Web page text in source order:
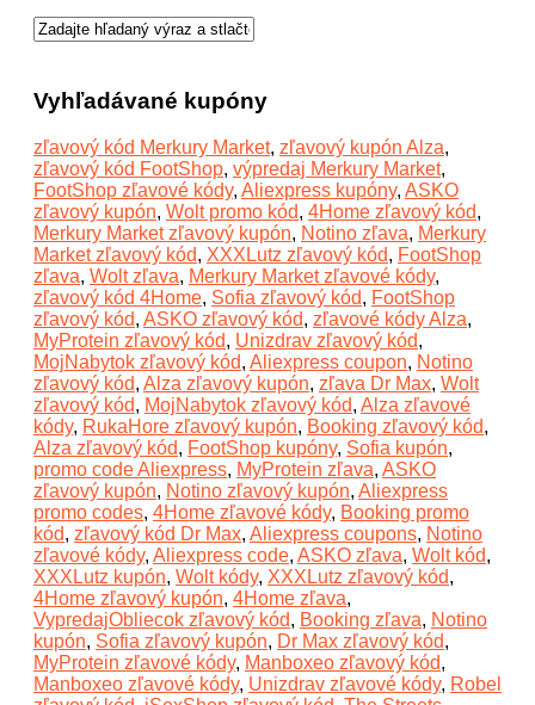
Vyhľadávané kupóny
zľavový kód Merkury Market, zľavový kupón Alza,
zľavový kód FootShop, výpredaj Merkury Market,
FootShop zľavové kódy, Aliexpress kupóny, ASKO
zľavový kupón, Wolt promo kód, 4Home zľavový kód,
Merkury Market zľavový kupón, Notino zľava, Merkury
Market zľavový kód, XXXLutz zľavový kód, FootShop
zľava, Wolt zľava, Merkury Market zľavové kódy,
zľavový kód 4Home, Sofia zľavový kód, FootShop
zľavový kód, ASKO zľavový kód, zľavové kódy Alza,
MyProtein zľavový kód, Unizdrav zľavový kód,
MojNabytok zľavový kód, Aliexpress coupon, Notino
zľavový kód, Alza zľavový kupón, zľava Dr Max, Wolt
zľavový kód, MojNabytok zľavový kód, Alza zľavové
kódy, RukaHore zľavový kupón, Booking zľavový kód,
Alza zľavový kód, FootShop kupóny, Sofia kupón,
promo code Aliexpress, MyProtein zľava, ASKO
zľavový kupón, Notino zľavový kupón, Aliexpress
promo codes, 4Home zľavové kódy, Booking promo
kód, zľavový kód Dr Max, Aliexpress coupons, Notino
zľavové kódy, Aliexpress code, ASKO zľava, Wolt kód,
XXXLutz kupón, Wolt kódy, XXXLutz zľavový kód,
4Home zľavový kupón, 4Home zľava,
VypredajObliecok zľavový kód, Booking zľava, Notino
kupón, Sofia zľavový kupón, Dr Max zľavový kód,
MyProtein zľavové kódy, Manboxeo zľavový kód,
Manboxeo zľavové kódy, Unizdrav zľavové kódy, Robel